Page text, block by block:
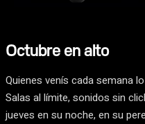
Octubre en alto
Quienes venís cada semana
Salas al límite, sonidos sin
jueves en su noche, en su